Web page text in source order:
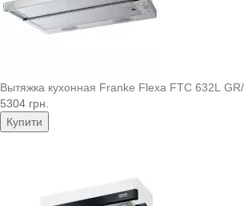
Вытяжка кухонная Franke Flexa FTC 632L GR/
5304 грн.
Купити